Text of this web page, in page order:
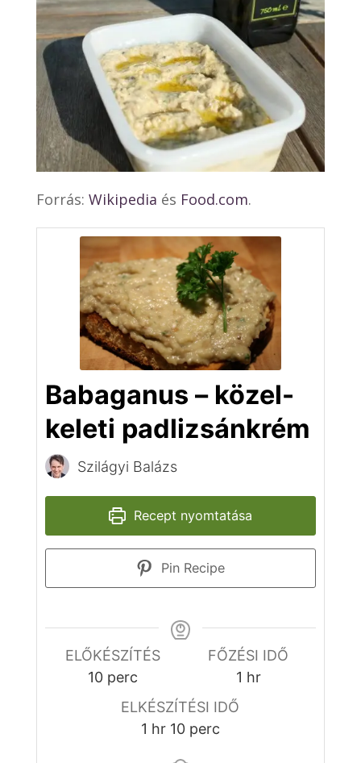
Forrás: Wikipedia és Food.com.
Babaganus – közel-
keleti padlizsánkrém
Szilágyi Balázs
Recept nyomtatása
Pin Recipe
ELŐKÉSZÍTÉS
10perc
perc
FŐZÉSI IDŐ
1 óra
hr
ELKÉSZÍTÉSI IDŐ
1 óra
hr 10perc
perc